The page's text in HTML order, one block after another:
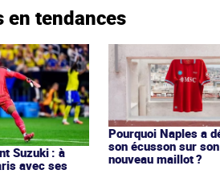
en tendances
Suzuki : à
avec ses
Pourquoi Naples a
son écusson sur son
nouveau maillot ?